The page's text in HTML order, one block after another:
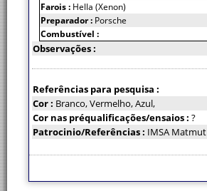
Farois : Hella (Xenon)
Preparador : Porsche
Combustível :
Observações :
Referências para pesquisa :
Cor : Branco, Vermelho, Azul,
Cor nas préqualificações/ensaios : ?
Patrocinio/Referências : IMSA Matmut